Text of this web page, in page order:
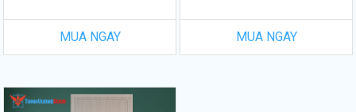
MUA NGAY MUA NGAY